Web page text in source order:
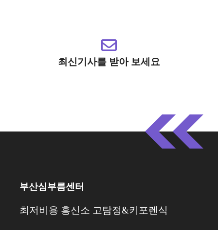
최신기사를 받아 보세요
부산심부름센터
최저비용 흥신소 고탐정&키포렌식